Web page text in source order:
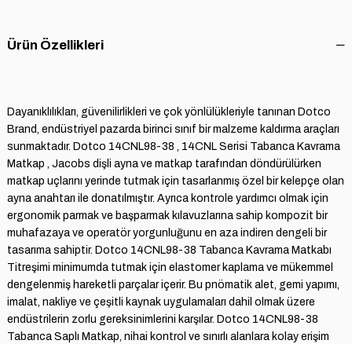
Ürün Özellikleri
Dayanıklılıkları, güvenilirlikleri ve çok yönlülükleriyle tanınan Dotco
Brand, endüstriyel pazarda birinci sınıf bir malzeme kaldırma araçları
sunmaktadır. Dotco 14CNL98-38 , 14CNL Serisi Tabanca Kavrama
Matkap , Jacobs dişli ayna ve matkap tarafından döndürülürken
matkap uçlarını yerinde tutmak için tasarlanmış özel bir kelepçe olan
ayna anahtarı ile donatılmıştır. Ayrıca kontrole yardımcı olmak için
ergonomik parmak ve başparmak kılavuzlarına sahip kompozit bir
muhafazaya ve operatör yorgunluğunu en aza indiren dengeli bir
tasarıma sahiptir. Dotco 14CNL98-38 Tabanca Kavrama Matkabı
Titreşimi minimumda tutmak için elastomer kaplama ve mükemmel
dengelenmiş hareketli parçalar içerir. Bu pnömatik alet, gemi yapımı,
imalat, nakliye ve çeşitli kaynak uygulamaları dahil olmak üzere
endüstrilerin zorlu gereksinimlerini karşılar. Dotco 14CNL98-38
Tabanca Saplı Matkap, nihai kontrol ve sınırlı alanlara kolay erişim